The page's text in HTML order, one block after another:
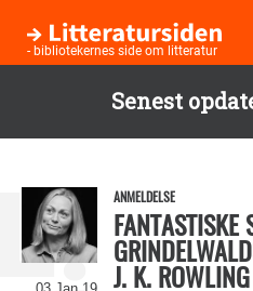
Senest
hovedindhold
- bibliotekernes side om litteratur
ANMELDELSE
FANTASTISKE
J. K. ROWLING